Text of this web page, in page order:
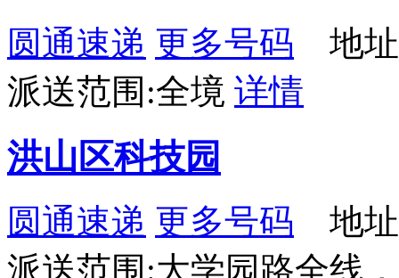
圆通速递 更多号码 地址
派送范围:全境 详情
洪山区科技园
圆通速递 更多号码 地址
派送范围:大学园路全线